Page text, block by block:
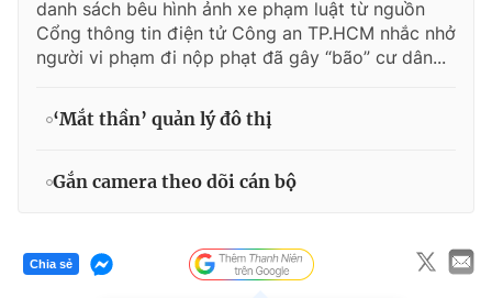
danh sách bêu hình ảnh xe phạm luật từ nguồn
Cổng thông tin điện tử Công an TP.HCM nhắc nhở
người vi phạm đi nộp phạt đã gây “bão” cư dân...
‘Mắt thần’ quản lý đô thị
Gắn camera theo dõi cán bộ
Chia sẻ